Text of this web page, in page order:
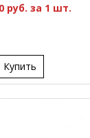
руб. за 1 шт.
Купить